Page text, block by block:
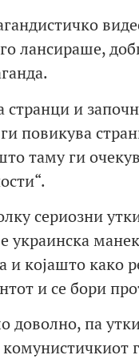
лансираше,
и
повикува
таму ги
сериозни
украинска
и којашто како
и се бори
доволно, па